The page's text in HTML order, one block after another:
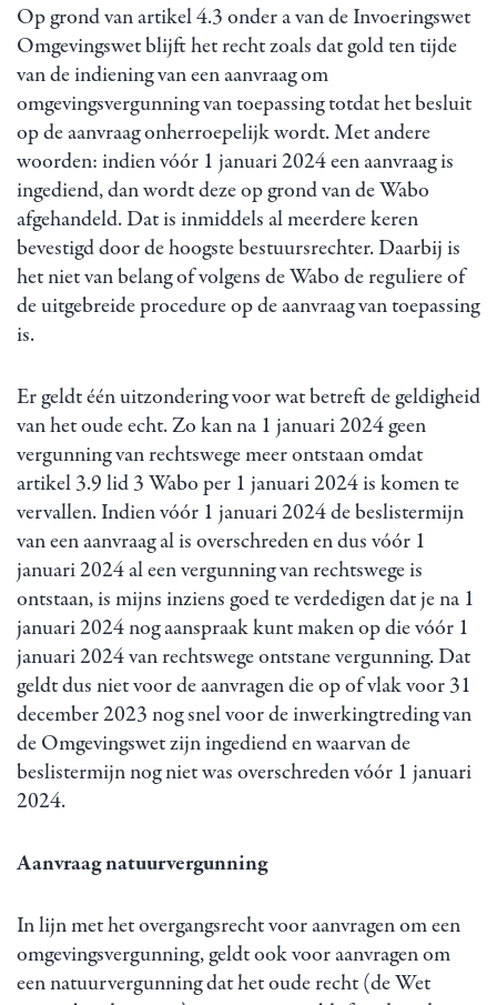
Op grond van artikel 4.3 onder a van de Invoeringswet
Omgevingswet blijft het recht zoals dat gold ten tijde
van de indiening van een aanvraag om
omgevingsvergunning van toepassing totdat het besluit
op de aanvraag onherroepelijk wordt. Met andere
woorden: indien vóór 1 januari 2024 een aanvraag is
ingediend, dan wordt deze op grond van de Wabo
afgehandeld. Dat is inmiddels al meerdere keren
bevestigd door de hoogste bestuursrechter. Daarbij is
het niet van belang of volgens de Wabo de reguliere of
de uitgebreide procedure op de aanvraag van toepassing
is.
Er geldt één uitzondering voor wat betreft de geldigheid
van het oude echt. Zo kan na 1 januari 2024 geen
vergunning van rechtswege meer ontstaan omdat
artikel 3.9 lid 3 Wabo per 1 januari 2024 is komen te
vervallen. Indien vóór 1 januari 2024 de beslistermijn
van een aanvraag al is overschreden en dus vóór 1
januari 2024 al een vergunning van rechtswege is
ontstaan, is mijns inziens goed te verdedigen dat je na 1
januari 2024 nog aanspraak kunt maken op die vóór 1
januari 2024 van rechtswege ontstane vergunning. Dat
geldt dus niet voor de aanvragen die op of vlak voor 31
december 2023 nog snel voor de inwerkingtreding van
de Omgevingswet zijn ingediend en waarvan de
beslistermijn nog niet was overschreden vóór 1 januari
2024.
Aanvraag natuurvergunning
In lijn met het overgangsrecht voor aanvragen om een
omgevingsvergunning, geldt ook voor aanvragen om
een natuurvergunning dat het oude recht (de Wet